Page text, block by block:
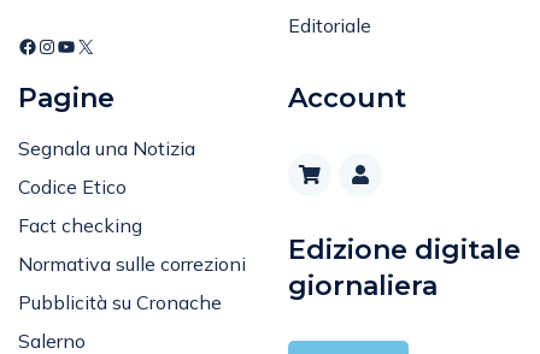
Editoriale
Pagine
Segnala una Notizia
Codice Etico
Fact checking
Normativa sulle correzioni
Pubblicità su Cronache
Salerno
Account
Edizione digitale
giornaliera